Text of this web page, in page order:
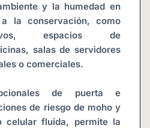
y la humedad en
la conservación, como
espacios de
salas de servidores
o comerciales.
de puerta e
de riesgo de moho y
celular fluida, permite la